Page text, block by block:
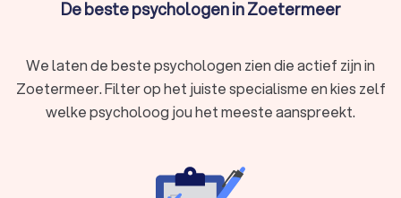
Verlies of rouwverwerking
en helpt je weer in balans te komen.
Wat doet een psycholoog?
zoals angst, stress, depressie of trauma's. Dit gebeurt door
middel van diagnostiek, therapie en begeleiding. Afhankelijk
De beste psychologen in Zoetermeer
We laten de beste psychologen zien die actief zijn in
Zoetermeer. Filter op het juiste specialisme en kies zelf
welke psycholoog jou het meeste aanspreekt.